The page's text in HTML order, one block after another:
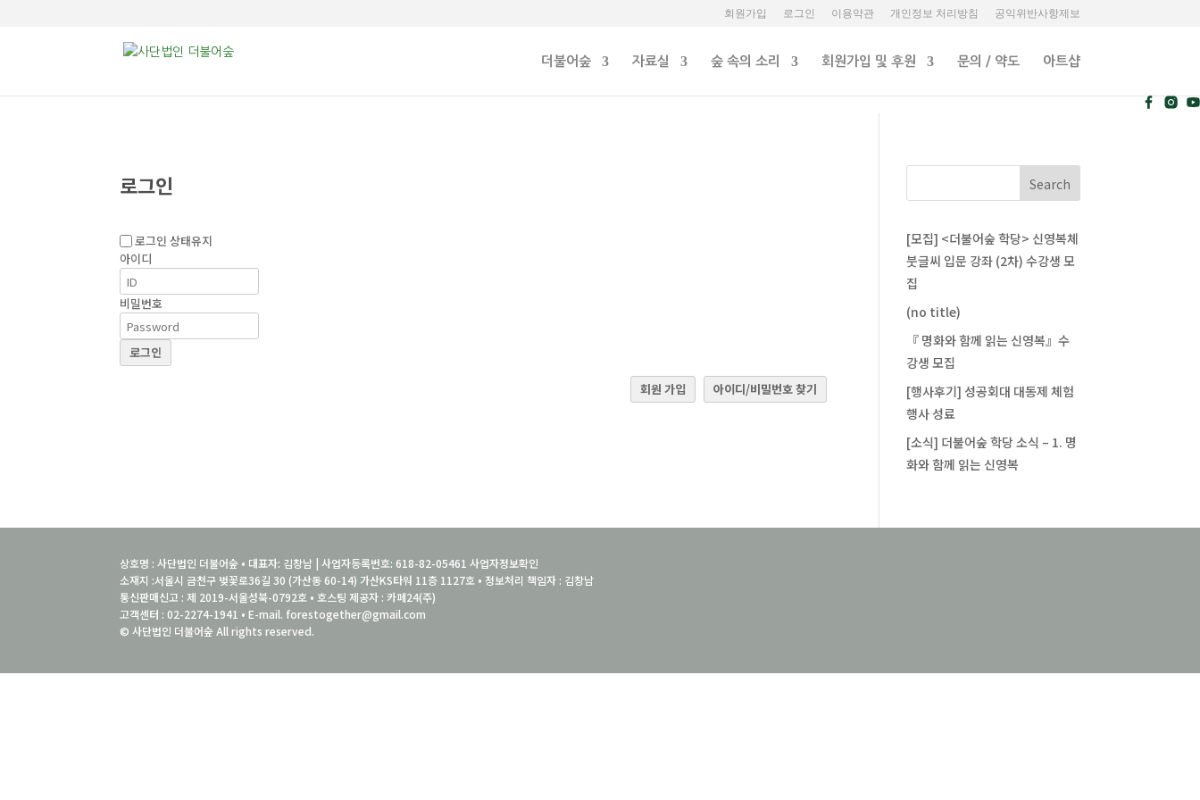
회원가입 로그인 이용약관 개인정보 처리방침 공익위반사항제보
더불어숲 자료실 숲 속의 소리 회원가입 및 후원 문의 / 약도 아트샵
로그인
로그인 상태유지
아이디
비밀번호
로그인
회원 가입 아이디/비밀번호 찾기
[모집] <더불어숲 학당> 신영복체
붓글씨 입문 강좌 (2차) 수강생 모
집
(no title)
​『 명화와 함께 읽는 신영복』수
강생 모집
[행사후기] 성공회대 대동제 체험
행사 성료
[소식] 더불어숲 학당 소식 – 1. 명
화와 함께 읽는 신영복
상호명 : 사단법인 더불어숲 • 대표자: 김창남 | 사업자등록번호: 618-82-05461사업자정보확인
소재지 :서울시 금천구 벚꽃로36길 30 (가산동 60-14) 가산KS타워 11층 1127호 • 정보처리 책임자 : 김창남
통신판매신고 : 제 2019-서울성북-0792호 • 호스팅 제공자 : 카페24(주)
고객센터 : 02-2274-1941 • E-mail. forestogether@gmail.com
© 사단법인 더불어숲 All rights reserved.